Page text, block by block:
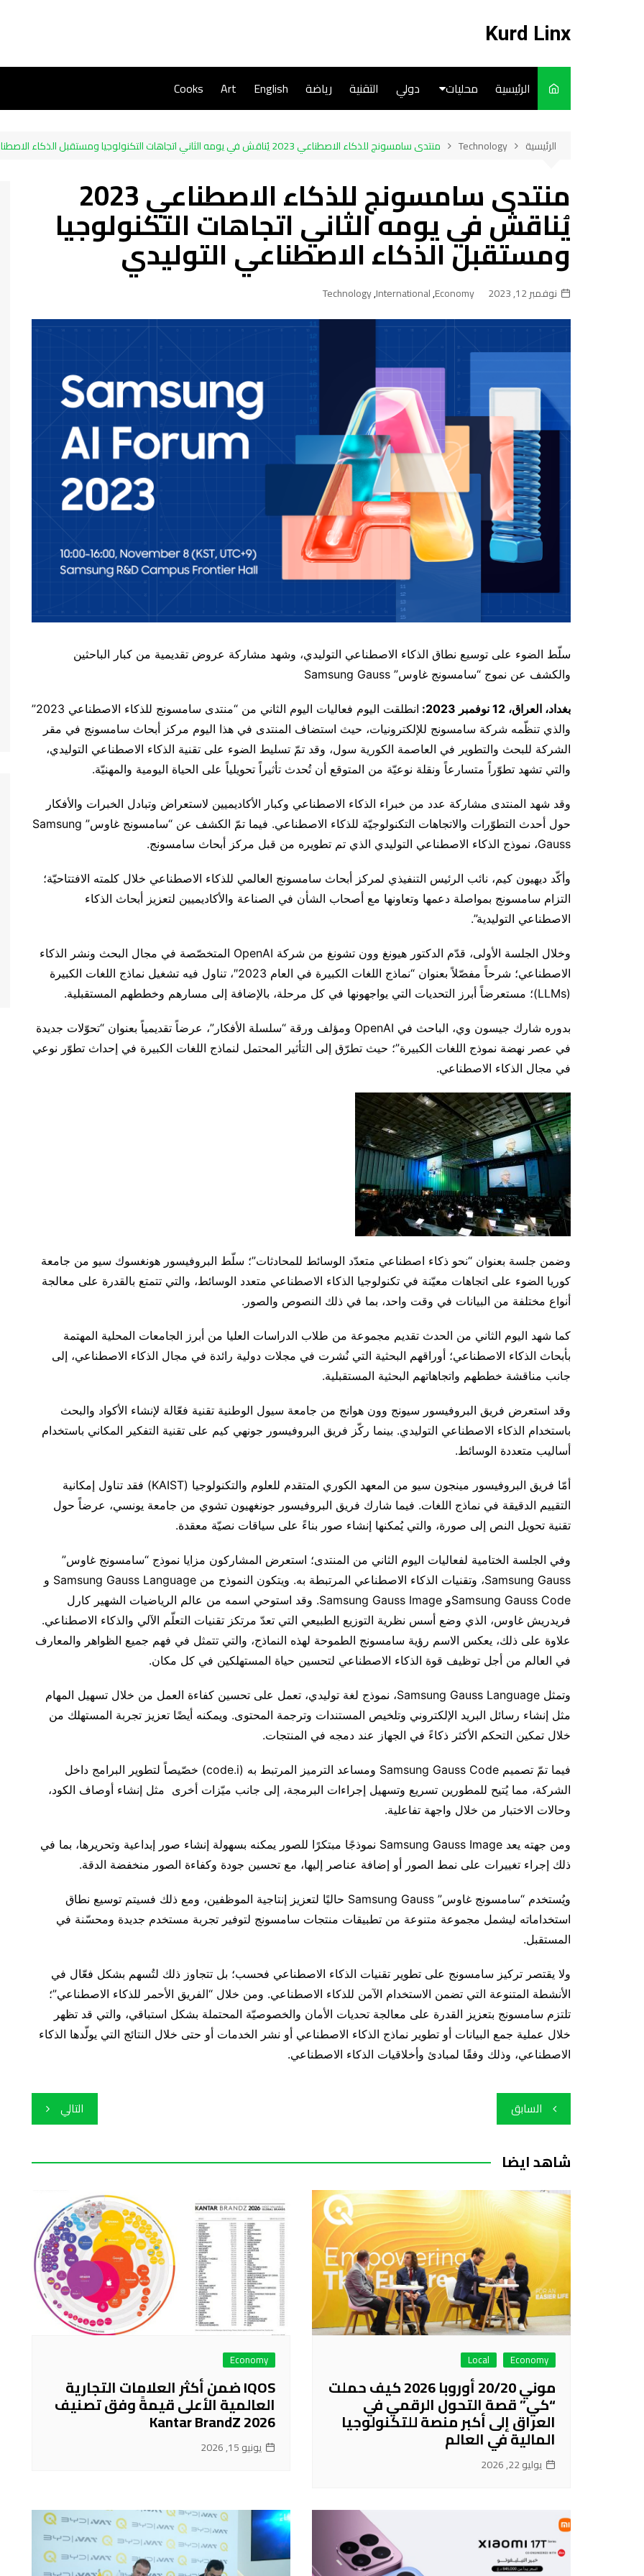
Kurd Linx
الرئيسية محليات
Cooks
دولي التقنية رياضة English
Art
Cooks
الرئيسية Technology منتدى سامسونج للذكاء الاصطناعي 2023 يُناقش في يومه الثاني اتجاهات التكنولوجيا ومستقبل الذكاء الاصطناعي التوليدي
منتدى سامسونج للذكاء الاصطناعي 2023
يُناقش في يومه الثاني اتجاهات التكنولوجيا
ومستقبل الذكاء الاصطناعي التوليدي
نوفمبر 12, 2023 Economy
,
International
,
Technology
سلّط الضوء على توسيع نطاق الذكاء الاصطناعي التوليدي، وشهد مشاركة عروض تقديمية من كبار الباحثين
والكشف عن نموج “سامسونج غاوس” Samsung Gauss
بغداد، العراق، 12 نوفمبر 2023:
انطلقت اليوم فعاليات اليوم الثاني من “منتدى سامسونج للذكاء الاصطناعي 2023”
والذي تنظّمه شركة سامسونج للإلكترونيات، حيث استضاف المنتدى في هذا اليوم مركز أبحاث سامسونج في مقر
الشركة للبحث والتطوير في العاصمة الكورية سول، وقد تمّ تسليط الضوء على تقنية الذكاء الاصطناعي التوليدي،
والتي تشهد تطوّراً متسارعاً ونقلة نوعيّة من المتوقع أن تُحدث تأثيراً تحويلياً على الحياة اليومية والمهنيّة.
وقد شهد المنتدى مشاركة عدد من خبراء الذكاء الاصطناعي وكبار الأكاديميين لاستعراض وتبادل الخبرات والأفكار
حول أحدث التطوّرات والاتجاهات التكنولوجيّة للذكاء الاصطناعي. فيما تمّ الكشف عن “سامسونج غاوس” Samsung
Gauss، نموذج الذكاء الاصطناعي التوليدي الذي تم تطويره من قبل مركز أبحاث سامسونج.
وأكّد ديهيون كيم، نائب الرئيس التنفيذي لمركز أبحاث سامسونج العالمي للذكاء الاصطناعي خلال كلمته الافتتاحيّة؛
التزام سامسونج بمواصلة دعمها وتعاونها مع أصحاب الشأن في الصناعة والأكاديميين لتعزيز أبحاث الذكاء
الاصطناعي التوليدية”.
وخلال الجلسة الأولى، قدّم الدكتور هيونغ وون تشونغ من شركة OpenAI المتخصّصة في مجال البحث ونشر الذكاء
الاصطناعي؛ شرحاً مفصّلاً بعنوان “نماذج اللغات الكبيرة في العام 2023″، تناول فيه تشغيل نماذج اللغات الكبيرة
(LLMs)؛ مستعرضاً أبرز التحديات التي يواجهونها في كل مرحلة، بالإضافة إلى مسارهم وخططهم المستقبلية.
بدوره شارك جيسون وي، الباحث في OpenAI ومؤلف ورقة “سلسلة الأفكار”، عرضاً تقديمياً بعنوان “تحوّلات جديدة
في عصر نهضة نموذج اللغات الكبيرة”؛ حيث تطرّق إلى التأثير المحتمل لنماذج اللغات الكبيرة في إحداث تطوّر نوعي
في مجال الذكاء الاصطناعي.
وضمن جلسة بعنوان “نحو ذكاء اصطناعي متعدّد الوسائط للمحادثات”؛ سلّط البروفيسور هونغسوك سيو من جامعة
كوريا الضوء على اتجاهات معيّنة في تكنولوجيا الذكاء الاصطناعي متعدد الوسائط، والتي تتمتع بالقدرة على معالجة
أنواع مختلفة من البيانات في وقت واحد، بما في ذلك النصوص والصور.
كما شهد اليوم الثاني من الحدث تقديم مجموعة من طلاب الدراسات العليا من أبرز الجامعات المحلية المهتمة
بأبحاث الذكاء الاصطناعي؛ أوراقهم البحثية التي نُشرت في مجلات دولية رائدة في مجال الذكاء الاصطناعي، إلى
جانب مناقشة خططهم واتجاهاتهم البحثية المستقبلية.
وقد استعرض فريق البروفيسور سيونج وون هوانج من جامعة سيول الوطنية تقنية فعّالة لإنشاء الأكواد والبحث
باستخدام الذكاء الاصطناعي التوليدي. بينما ركّز فريق البروفيسور جونهي كيم على تقنية التفكير المكاني باستخدام
أساليب متعددة الوسائط.
أمّا فريق البروفيسور مينجون سيو من المعهد الكوري المتقدم للعلوم والتكنولوجيا (KAIST) فقد تناول إمكانية
التقييم الدقيقة في نماذج اللغات. فيما شارك فريق البروفيسور جونغهيون تشوي من جامعة يونسي، عرضاً حول
تقنية تحويل النص إلى صورة، والتي يُمكنها إنشاء صور بناءً على سياقات نصيّة معقدة.
وفي الجلسة الختامية لفعاليات اليوم الثاني من المنتدى؛ استعرض المشاركون مزايا نموذج “سامسونج غاوس”
Samsung Gauss، وتقنيات الذكاء الاصطناعي المرتبطة به. ويتكون النموذج من Samsung Gauss Language و
Samsung Gauss Codeو Samsung Gauss Image. وقد استوحي اسمه من عالم الرياضيات الشهير كارل
فريدريش غاوس، الذي وضع أسس نظرية التوزيع الطبيعي التي تعدّ مرتكز تقنيات التعلّم الآلي والذكاء الاصطناعي.
علاوة على ذلك، يعكس الاسم رؤية سامسونج الطموحة لهذه النماذج، والتي تتمثل في فهم جميع الظواهر والمعارف
في العالم من أجل توظيف قوة الذكاء الاصطناعي لتحسين حياة المستهلكين في كل مكان.
وتمثل Samsung Gauss Language، نموذج لغة توليدي، تعمل على تحسين كفاءة العمل من خلال تسهيل المهام
مثل إنشاء رسائل البريد الإلكتروني وتلخيص المستندات وترجمة المحتوى. ويمكنه أيضًا تعزيز تجربة المستهلك من
خلال تمكين التحكم الأكثر ذكاءً في الجهاز عند دمجه في المنتجات.
فيما تمّ تصميم Samsung Gauss Code ومساعد الترميز المرتبط به (code.i) خصّيصاً لتطوير البرامج داخل
الشركة، مما يُتيح للمطورين تسريع وتسهيل إجراءات البرمجة، إلى جانب ميّزات أخرى مثل إنشاء أوصاف الكود،
وحالات الاختبار من خلال واجهة تفاعلية.
ومن جهته يعد Samsung Gauss Image نموذجًا مبتكرًا للصور يمكنه بسهولة إنشاء صور إبداعية وتحريرها، بما في
ذلك إجراء تغييرات على نمط الصور أو إضافة عناصر إليها، مع تحسين جودة وكفاءة الصور منخفضة الدقة.
ويُستخدم “سامسونج غاوس” Samsung Gauss حاليًا لتعزيز إنتاجية الموظفين، ومع ذلك فسيتم توسيع نطاق
استخداماته ليشمل مجموعة متنوعة من تطبيقات منتجات سامسونج لتوفير تجربة مستخدم جديدة ومحسّنة في
المستقبل.
ولا يقتصر تركيز سامسونج على تطوير تقنيات الذكاء الاصطناعي فحسب؛ بل تتجاوز ذلك لتُسهم بشكل فعّال في
الأنشطة المتنوعة التي تضمن الاستخدام الآمن للذكاء الاصطناعي. ومن خلال “الفريق الأحمر للذكاء الاصطناعي”؛
تلتزم سامسونج بتعزيز القدرة على معالجة تحديات الأمان والخصوصيّة المحتملة بشكل استباقي، والتي قد تظهر
خلال عملية جمع البيانات أو تطوير نماذج الذكاء الاصطناعي أو نشر الخدمات أو حتى خلال النتائج التي يولّدها الذكاء
الاصطناعي، وذلك وفقًا لمبادئ وأخلاقيات الذكاء الاصطناعي.
تصفّح
المقالات
السابق التالي
شاهد ايضا
Economy
Local
موني 20/20 أوروبا 2026 كيف حملت
“كي” قصة التحول الرقمي في
العراق إلى أكبر منصة للتكنولوجيا
المالية في العالم
يوليو 22, 2026
Economy
IQOS ضمن أكثر العلامات التجارية
العالمية الأعلى قيمةً وفق تصنيف
Kantar BrandZ 2026
يونيو 15, 2026